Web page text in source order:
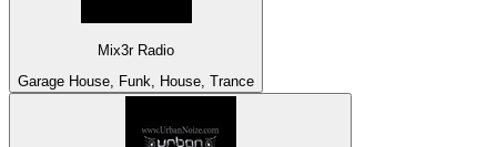
Mix3r Radio
Garage House, Funk, House, Trance